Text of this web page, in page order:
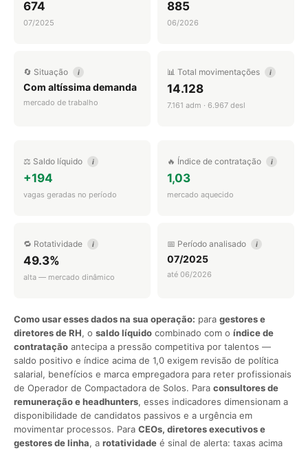
674
07/2025
885
06/2026
🔄 Situação i
Com altíssima demanda
mercado de trabalho
📊 Total movimentações i
14.128
7.161 adm · 6.967 desl
⚖️ Saldo líquido i
+194
vagas geradas no período
🔥 Índice de contratação i
1,03
mercado aquecido
🔁 Rotatividade i
49.3%
alta — mercado dinâmico
📅 Período analisado i
07/2025
até 06/2026
Como usar esses dados na sua operação: para gestores e
diretores de RH, o saldo líquido combinado com o índice de
contratação antecipa a pressão competitiva por talentos —
saldo positivo e índice acima de 1,0 exigem revisão de política
salarial, benefícios e marca empregadora para reter profissionais
de Operador de Compactadora de Solos. Para consultores de
remuneração e headhunters, esses indicadores dimensionam a
disponibilidade de candidatos passivos e a urgência em
movimentar processos. Para CEOs, diretores executivos e
gestores de linha, a rotatividade é sinal de alerta: taxas acima